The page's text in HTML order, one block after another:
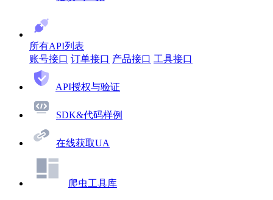
所有API列表
账号接口 订单接口 产品接口 工具接口
API授权与验证
SDK&代码样例
在线获取UA
爬虫工具库